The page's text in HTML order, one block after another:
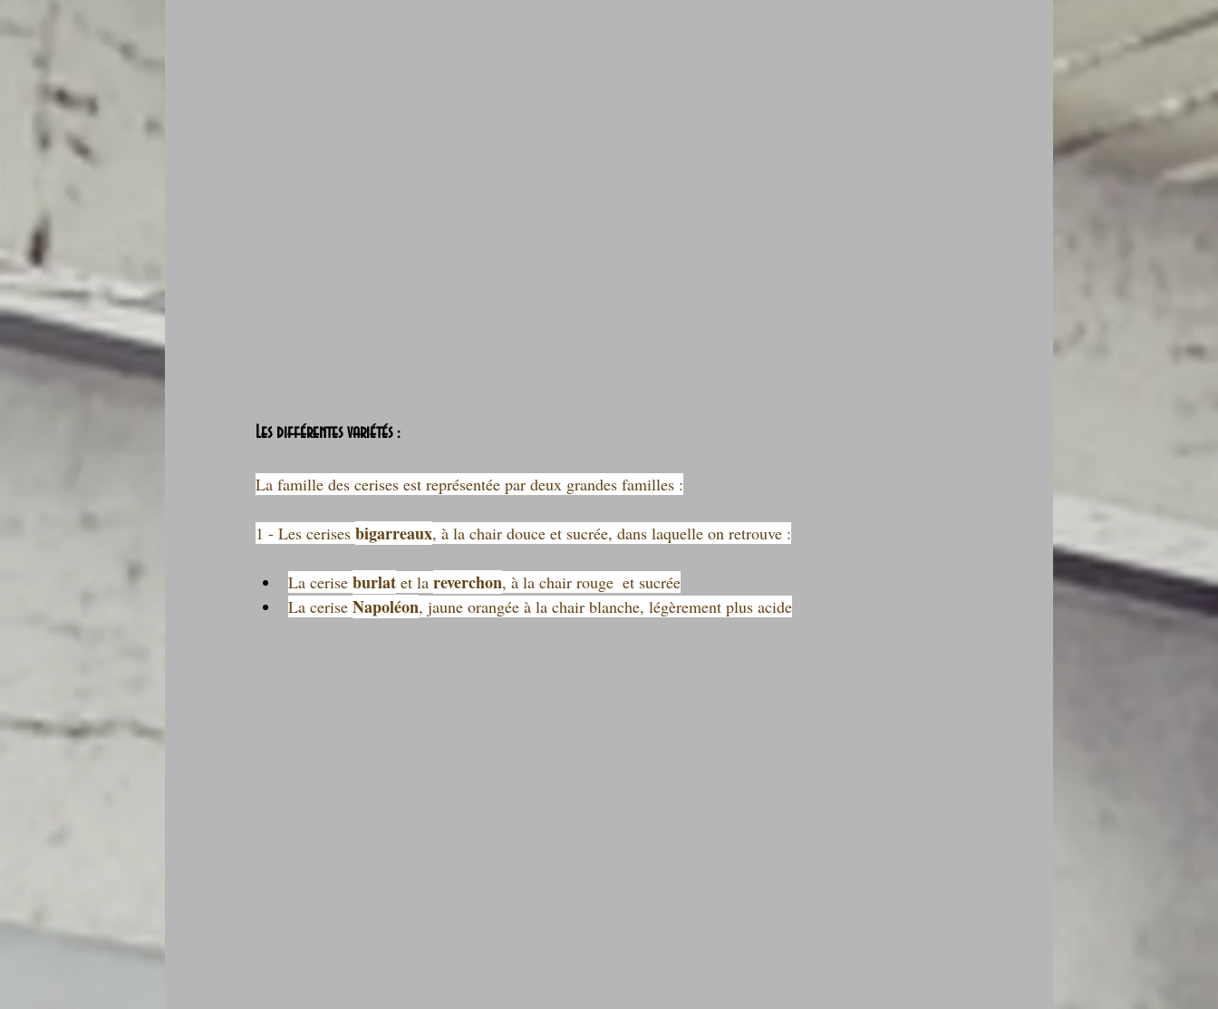
Les différentes variétés :
La famille des cerises est représentée par deux grandes familles :
1 - Les cerises bigarreaux, à la chair douce et sucrée, dans laquelle on retrouve :
La cerise burlat et la reverchon, à la chair rouge  et sucrée
La cerise Napoléon, jaune orangée à la chair blanche, légèrement plus acide